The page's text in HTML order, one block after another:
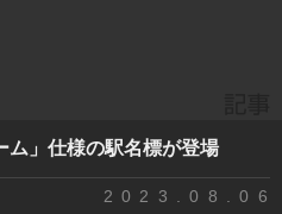
ム」仕様の駅名標が登場
2023.08.06